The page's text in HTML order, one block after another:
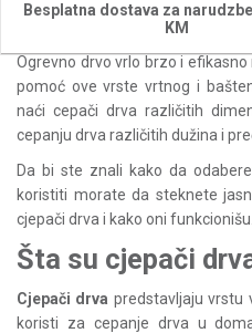
Besplatna dostava za
KM
Ogrevno drvo vrlo brzo i
pomoć ove vrste vrtnog i
naći cepači drva različitih
cepanju drva različitih dužina i
Da bi ste znali kako da
koristiti morate da steknete
cjepači drva i kako oni funkcionišu.
Šta su cjepači
Cjepači drva predstavljaju vrstu
koristi za cepanje drva u